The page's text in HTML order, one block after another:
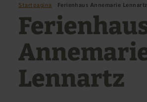
Startpagina Ferienhaus Annemarie Lennartz
Lennartz